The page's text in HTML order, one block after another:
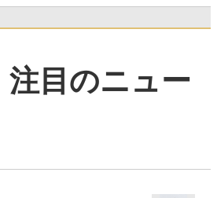
注目のニュー